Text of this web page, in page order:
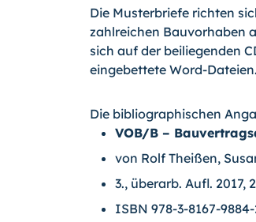
Die Musterbriefe richten
zahlreichen Bauvorhaben
sich auf der beiliegenden
eingebettete Word-Dateien.
Die bibliographischen
VOB/B –
von Rolf Theißen,
3., überarb. Aufl.
ISBN 978-3-8167-